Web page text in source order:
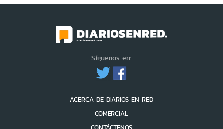
Síguenos en:
ACERCA DE DIARIOS EN RED
COMERCIAL